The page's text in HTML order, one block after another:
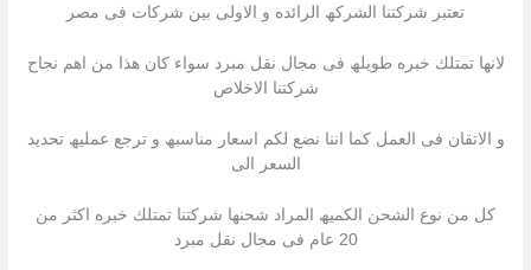
تعتبر شركتنا الشركھ الرائده و الاولى بین شركات فى مصر
لانھا تمتلك خبره طویلھ فى مجال نقل مبرد سواء كان ھذا من اھم نجاح
شركتنا الاخلاص
و الاتقان فى العمل كما اننا نضع لكم اسعار مناسبھ و ترجع عملیھ تحدید
السعر الى
كل من نوع الشحن الكمیھ المراد شحنھا شركتنا تمتلك خبره اكثر من
20 عام فى مجال نقل مبرد